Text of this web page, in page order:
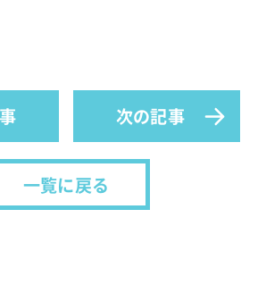
次の記事
一覧に戻る